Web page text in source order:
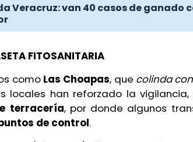
Veracruz: van 40 casos de ganado
FITOSANITARIA
como Las Choapas, que colinda
locales han reforzado la vigilancia,
terracería, por donde algunos
de control.